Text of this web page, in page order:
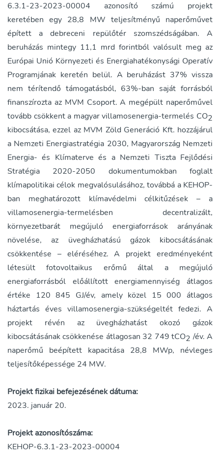
6.3.1-23-2023-00004 azonosító számú projekt
keretében egy 28,8 MW teljesítményű naperőművet
épített a debreceni repülőtér szomszédságában. A
beruházás mintegy 11,1 mrd forintból valósult meg az
Európai Unió Környezeti és Energiahatékonysági Operatív
Programjának keretén belül. A beruházást 37% vissza
nem térítendő támogatásból, 63%-ban saját forrásból
finanszírozta az MVM Csoport. A megépült naperőművel
tovább csökkent a magyar villamosenergia-termelés CO2
kibocsátása, ezzel az MVM Zöld Generáció Kft. hozzájárul
a Nemzeti Energiastratégia 2030, Magyarország Nemzeti
Energia- és Klímaterve és a Nemzeti Tiszta Fejlődési
Stratégia 2020-2050 dokumentumokban foglalt
klímapolitikai célok megvalósulásához, továbbá a KEHOP-
ban meghatározott klímavédelmi célkitűzések – a
villamosenergia-termelésben decentralizált,
környezetbarát megújuló energiaforrások arányának
növelése, az üvegházhatású gázok kibocsátásának
csökkentése – eléréséhez. A projekt eredményeként
létesült fotovoltaikus erőmű által a megújuló
energiaforrásból előállított energiamennyiség átlagos
értéke 120 845 GJ/év, amely közel 15 000 átlagos
háztartás éves villamosenergia-szükségeltét fedezi. A
projekt révén az üvegházhatást okozó gázok
kibocsátásának csökkenése átlagosan 32 749 tCO2 /év. A
naperőmű beépített kapacitása 28,8 MWp, névleges
teljesítőképessége 24 MW.
Projekt fizikai befejezésének dátuma:
2023. január 20.
Projekt azonosítószáma:
KEHOP-6.3.1-23-2023-00004